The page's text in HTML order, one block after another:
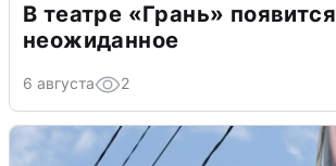
В театре «Грань» появится
неожиданное
6 августа 2